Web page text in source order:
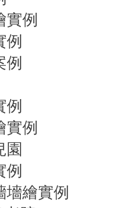
實例
例
例
例
實例
園
例
墻繪實例